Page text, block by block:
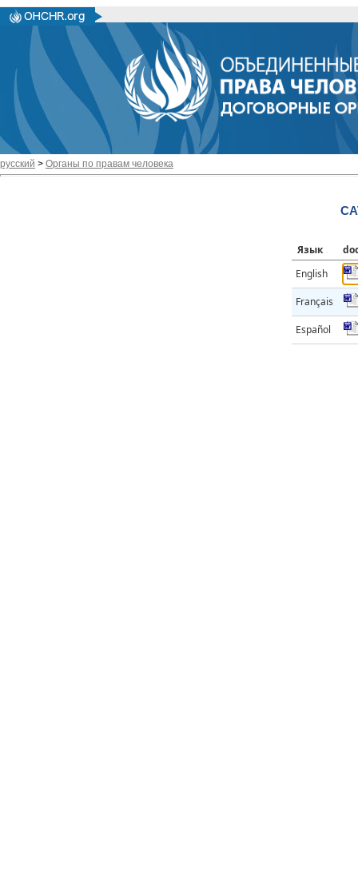
русский > Органы по правам человека
Язык
English
Français
Español